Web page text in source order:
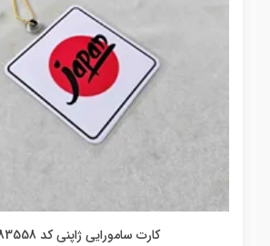
کارت سامورایی ژاپنی کد 130783558